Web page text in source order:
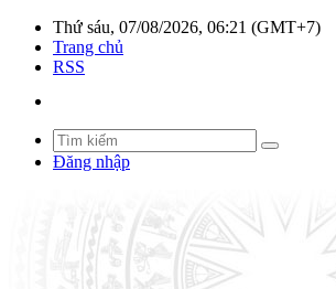
Thứ sáu, 07/08/2026, 06:21 (GMT+7)
Trang chủ
RSS
Đăng nhập